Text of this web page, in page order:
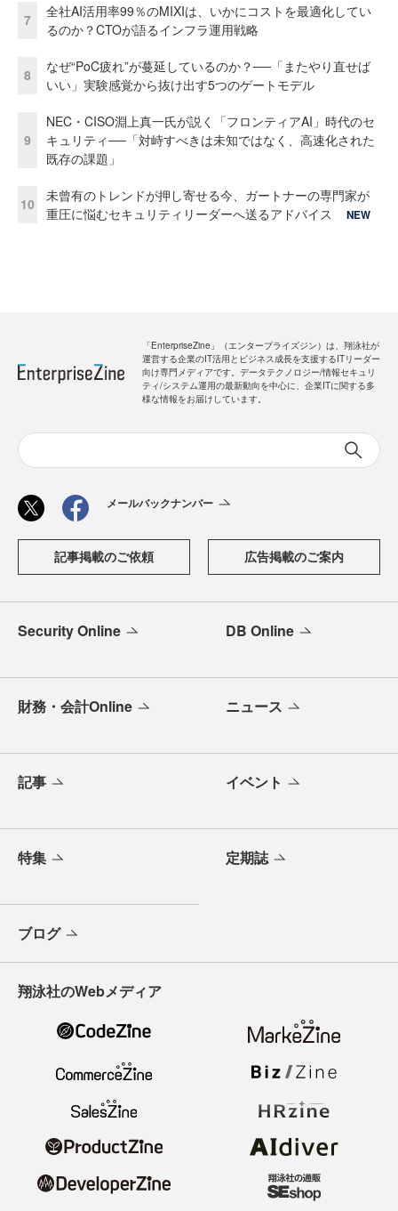
7
全社AI活用率99％のMIXIは、いかにコストを最適化してい
るのか？CTOが語るインフラ運用戦略
8
なぜ“PoC疲れ”が蔓延しているのか？──「またやり直せば
いい」実験感覚から抜け出す5つのゲートモデル
9
NEC・CISO淵上真一氏が説く「フロンティアAI」時代のセ
キュリティ──「対峙すべきは未知ではなく、高速化された
既存の課題」
10
未曾有のトレンドが押し寄せる今、ガートナーの専門家が
重圧に悩むセキュリティリーダーへ送るアドバイス
NEW
「EnterpriseZine」（エンタープライズジン）は、翔泳社が
運営する企業のIT活用とビジネス成長を支援するITリーダー
向け専門メディアです。データテクノロジー/情報セキュリ
ティ/システム運用の最新動向を中心に、企業ITに関する多
様な情報をお届けしています。
メールバックナンバー
記事掲載のご依頼 広告掲載のご案内
Security Online DB Online
財務・会計Online ニュース
記事 イベント
特集 定期誌
ブログ
翔泳社のWebメディア